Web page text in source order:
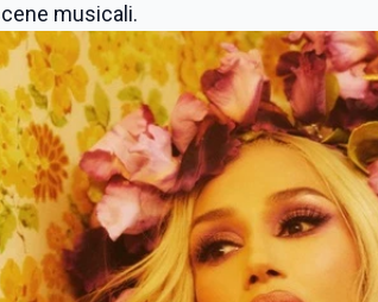
musicali.